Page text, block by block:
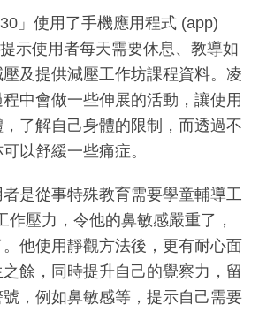
」使用了手機應用程式 (app)
示使用者每天需要休息、教導如
及提供減壓工作坊課程資料。凌
中會做一些伸展的活動，讓使用
了解自己身體的限制，而透過不
以舒緩一些痛症。
是從事特殊教育需要學童輔導工
作壓力，令他的鼻敏感嚴重了，
他使用靜觀方法後，更有耐心面
餘，同時提升自己的覺察力，留
，例如鼻敏感等，提示自己需要